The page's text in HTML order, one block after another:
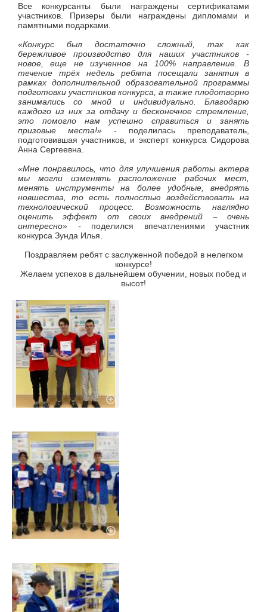
Все конкурсанты были награждены сертификатами
участников. Призеры были награждены дипломами и
памятными подарками.
«Конкурс был достаточно сложный, так как
бережливое производство для наших участников -
новое, еще не изученное на 100% направление. В
течение трёх недель ребята посещали занятия в
рамках дополнительной образовательной программы
подготовки участников конкурса, а также плодотворно
занимались со мной и индивидуально. Благодарю
каждого из них за отдачу и бесконечное стремление,
это помогло нам успешно справиться и занять
призовые места!» - поделилась преподаватель,
подготовившая участников, и эксперт конкурса Сидорова
Анна Сергеевна.
«Мне понравилось, что для улучшения работы актера
мы могли изменять расположение рабочих мест,
менять инструменты на более удобные, внедрять
новшества, то есть полностью воздействовать на
технологический процесс. Возможность наглядно
оценить эффект от своих внедрений – очень
интересно» - поделился впечатлениями участник
конкурса Зунда Илья.
Поздравляем ребят с заслуженной победой в нелегком
конкурсе!
Желаем успехов в дальнейшем обучении, новых побед и
высот!